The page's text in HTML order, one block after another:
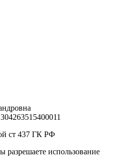
ст 437 ГК РФ
разрешаете использование